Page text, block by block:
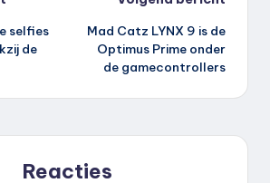
selfies
de
Mad Catz LYNX 9 is de
Optimus Prime onder
de gamecontrollers
Reacties